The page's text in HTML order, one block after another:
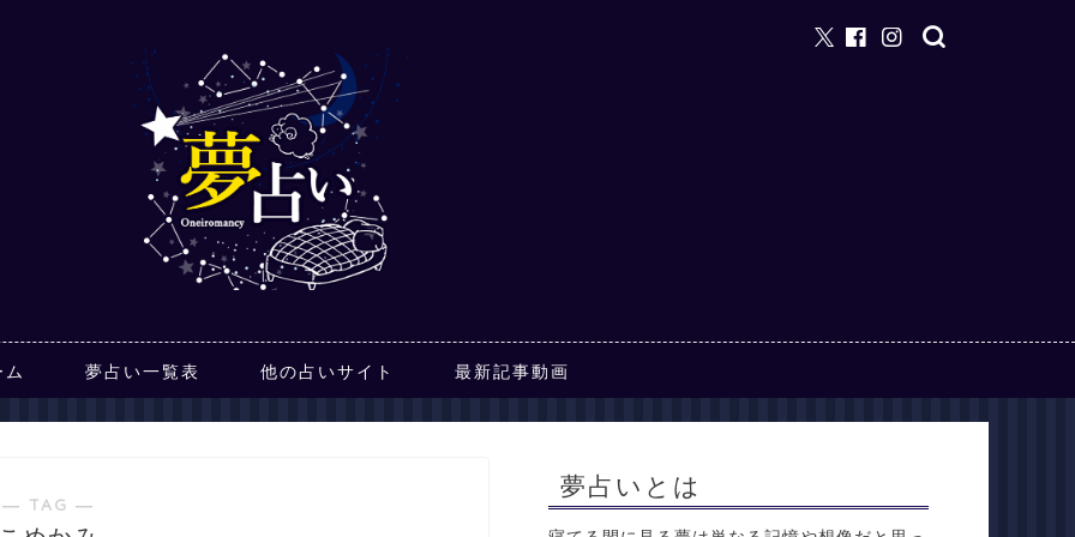
ム 夢占い一覧表 他の占いサイト 最新記事動画
― TAG ―
夢占いとは